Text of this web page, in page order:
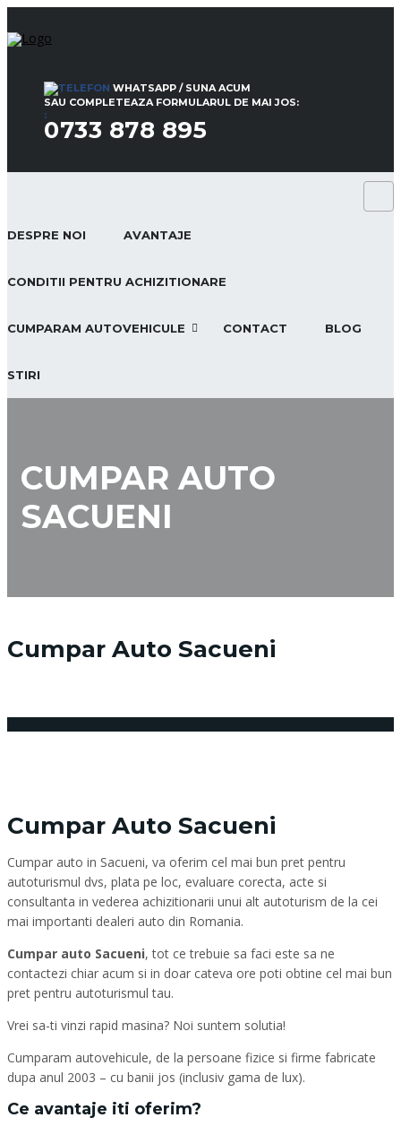
WHATSAPP / SUNA ACUM
SAU COMPLETEAZA FORMULARUL DE MAI JOS:
:
0733 878 895
DESPRE NOI AVANTAJE
CONDITII PENTRU ACHIZITIONARE
CUMPARAM AUTOVEHICULE CONTACT BLOG
STIRI
CUMPAR AUTO
SACUENI
Cumpar Auto Sacueni
Cumpar Auto Sacueni
Cumpar auto in Sacueni, va oferim cel mai bun pret pentru
autoturismul dvs, plata pe loc, evaluare corecta, acte si
consultanta in vederea achizitionarii unui alt autoturism de la cei
mai importanti dealeri auto din Romania.
Cumpar auto Sacueni, tot ce trebuie sa faci este sa ne
contactezi chiar acum si in doar cateva ore poti obtine cel mai bun
pret pentru autoturismul tau.
Vrei sa-ti vinzi rapid masina? Noi suntem solutia!
Cumparam autovehicule, de la persoane fizice si firme fabricate
dupa anul 2003 – cu banii jos (inclusiv gama de lux).
Ce avantaje iti oferim?